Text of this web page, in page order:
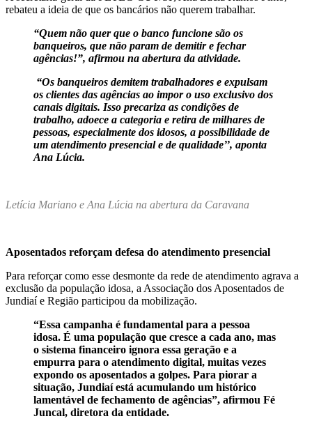
rebateu a ideia de que os bancários não querem trabalhar.
“Quem não quer que o banco funcione são os
banqueiros, que não param de demitir e fechar
agências!”, afirmou na abertura da atividade.
“Os banqueiros demitem trabalhadores e expulsam
os clientes das agências ao impor o uso exclusivo dos
canais digitais. Isso precariza as condições de
trabalho, adoece a categoria e retira de milhares de
pessoas, especialmente dos idosos, a possibilidade de
um atendimento presencial e de qualidade’’, aponta
Ana Lúcia.
Letícia Mariano e Ana Lúcia na abertura da Caravana
Aposentados reforçam defesa do atendimento presencial
Para reforçar como esse desmonte da rede de atendimento agrava a
exclusão da população idosa, a Associação dos Aposentados de
Jundiaí e Região participou da mobilização.
“Essa campanha é fundamental para a pessoa
idosa. É uma população que cresce a cada ano, mas
o sistema financeiro ignora essa geração e a
empurra para o atendimento digital, muitas vezes
expondo os aposentados a golpes. Para piorar a
situação, Jundiaí está acumulando um histórico
lamentável de fechamento de agências”, afirmou Fé
Juncal, diretora da entidade.